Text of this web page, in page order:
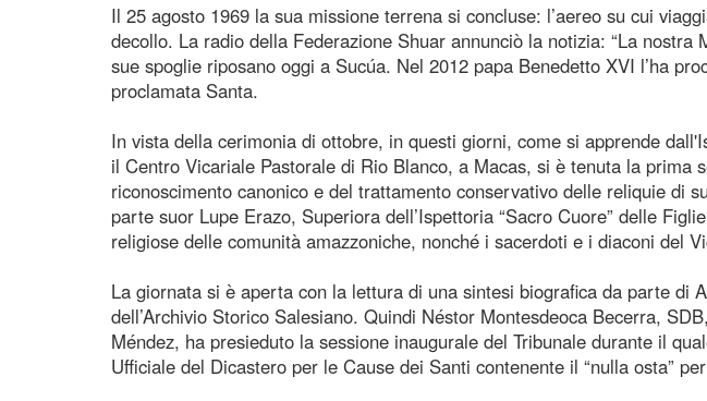
Il 25 agosto 1969 la sua missione terrena si concluse: l’aereo su cui
decollo. La radio della Federazione Shuar annunciò la notizia: “La nostra
sue spoglie riposano oggi a Sucúa. Nel 2012 papa Benedetto XVI l’ha
proclamata Santa.
In vista della cerimonia di ottobre, in questi giorni, come si apprende
il Centro Vicariale Pastorale di Rio Blanco, a Macas, si è tenuta la prima
riconoscimento canonico e del trattamento conservativo delle reliquie di
parte suor Lupe Erazo, Superiora dell’Ispettoria “Sacro Cuore” delle
religiose delle comunità amazzoniche, nonché i sacerdoti e i diaconi del
La giornata si è aperta con la lettura di una sintesi biografica da parte di
dell’Archivio Storico Salesiano. Quindi Néstor Montesdeoca Becerra,
Méndez, ha presieduto la sessione inaugurale del Tribunale durante il
Ufficiale del Dicastero per le Cause dei Santi contenente il “nulla osta”